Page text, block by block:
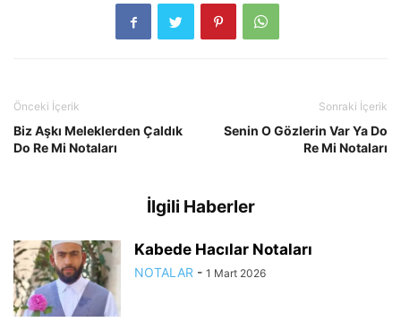
Önceki İçerik
Biz Aşkı Meleklerden Çaldık
Do Re Mi Notaları
Sonraki İçerik
Senin O Gözlerin Var Ya Do
Re Mi Notaları
İlgili Haberler
Kabede Hacılar Notaları
NOTALAR - 1 Mart 2026